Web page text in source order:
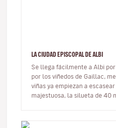
LA CIUDAD EPISCOPAL DE ALBI
Se llega fácilmente a Albi
por los viñedos de Gaillac,
viñas ya empiezan a
majestuosa, la silueta de 40